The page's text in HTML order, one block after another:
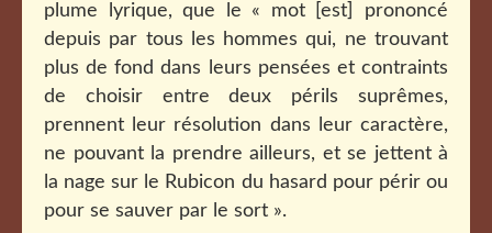
plume lyrique, que le « mot [est] prononcé
depuis par tous les hommes qui, ne trouvant
plus de fond dans leurs pensées et contraints
de choisir entre deux périls suprêmes,
prennent leur résolution dans leur caractère,
ne pouvant la prendre ailleurs, et se jettent à
la nage sur le Rubicon du hasard pour périr ou
pour se sauver par le sort ».